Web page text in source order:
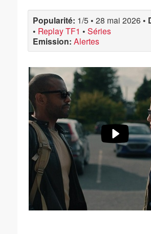
Popularité: 1/5 • 28 mai 2026 •
• Replay TF1 • Séries
Emission: Alertes